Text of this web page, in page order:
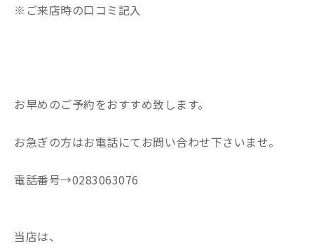
※ご来店時の口コミ記入
お早めのご予約をおすすめ致します。
お急ぎの方はお電話にてお問い合わせ下さいませ。
電話番号→0283063076
当店は、